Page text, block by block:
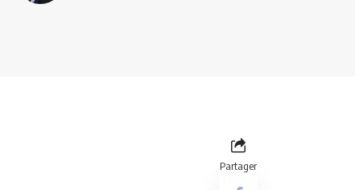
Partager